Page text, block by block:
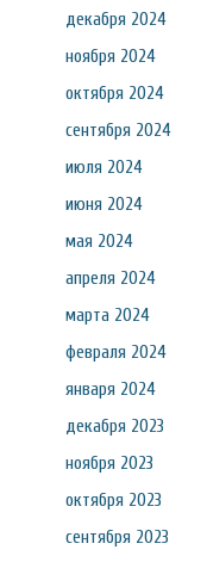
декабря 2024
ноября 2024
октября 2024
сентября 2024
июля 2024
июня 2024
мая 2024
апреля 2024
марта 2024
февраля 2024
января 2024
декабря 2023
ноября 2023
октября 2023
сентября 2023